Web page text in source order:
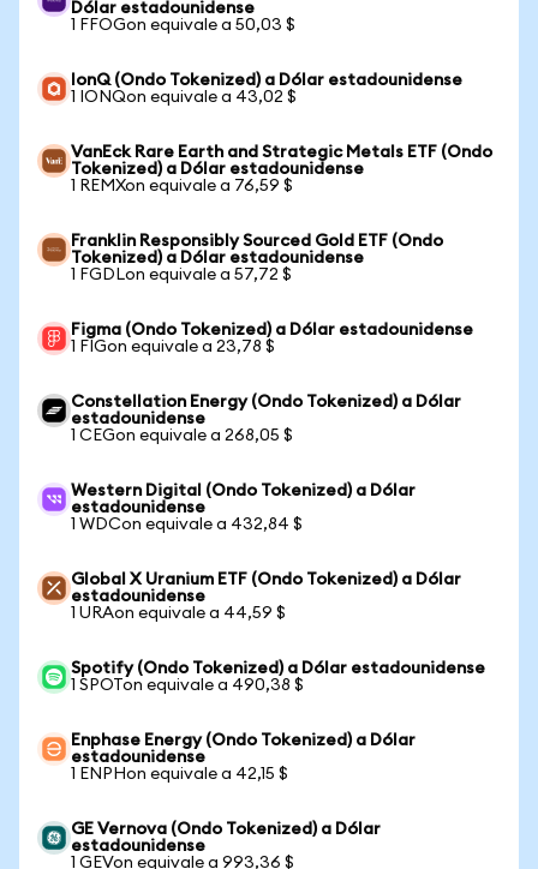
Dólar estadounidense
1 FFOGon equivale a 50,03 $
IonQ (Ondo Tokenized) a Dólar estadounidense
1 IONQon equivale a 43,02 $
VanEck Rare Earth and Strategic Metals ETF (Ondo
Tokenized) a Dólar estadounidense
1 REMXon equivale a 76,59 $
Franklin Responsibly Sourced Gold ETF (Ondo
Tokenized) a Dólar estadounidense
1 FGDLon equivale a 57,72 $
Figma (Ondo Tokenized) a Dólar estadounidense
1 FIGon equivale a 23,78 $
Constellation Energy (Ondo Tokenized) a Dólar
estadounidense
1 CEGon equivale a 268,05 $
Western Digital (Ondo Tokenized) a Dólar
estadounidense
1 WDCon equivale a 432,84 $
Global X Uranium ETF (Ondo Tokenized) a Dólar
estadounidense
1 URAon equivale a 44,59 $
Spotify (Ondo Tokenized) a Dólar estadounidense
1 SPOTon equivale a 490,38 $
Enphase Energy (Ondo Tokenized) a Dólar
estadounidense
1 ENPHon equivale a 42,15 $
GE Vernova (Ondo Tokenized) a Dólar
estadounidense
1 GEVon equivale a 993,36 $